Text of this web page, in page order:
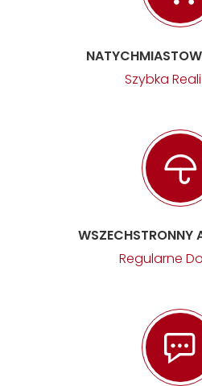
Szybka
WSZECHSTRONNY
Regularne